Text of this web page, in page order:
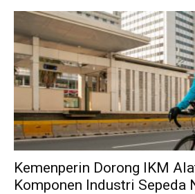
Kemenperin Dorong IKM
Komponen Industri Sepeda